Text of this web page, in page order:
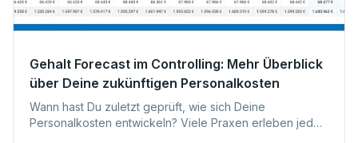
Gehalt Forecast im Controlling: Mehr Überblick
über Deine zukünftigen Personalkosten
Wann hast Du zuletzt geprüft, wie sich Deine
Personalkosten entwickeln? Viele Praxen erleben jedes